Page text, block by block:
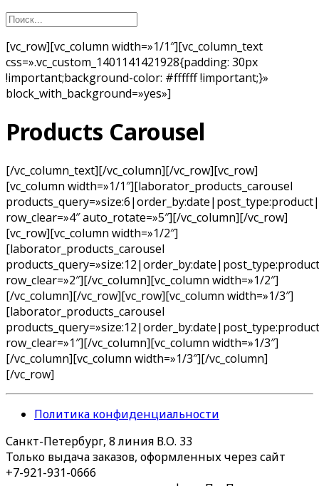
[vc_row][vc_column width=»1/1″][vc_column_text
css=».vc_custom_1401141421928{padding: 30px
!important;background-color: #ffffff !important;}»
block_with_background=»yes»]
Products Carousel
[/vc_column_text][/vc_column][/vc_row][vc_row]
[vc_column width=»1/1″][laborator_products_carousel
row_clear=»4″ auto_rotate=»5″][/vc_column][/vc_row]
[vc_row][vc_column width=»1/2″]
[laborator_products_carousel
row_clear=»2″][/vc_column][vc_column width=»1/2″]
[/vc_column][/vc_row][vc_row][vc_column width=»1/3″]
[laborator_products_carousel
row_clear=»1″][/vc_column][vc_column width=»1/3″]
[/vc_column][vc_column width=»1/3″][/vc_column]
[/vc_row]
Политика конфиденциальности
Санкт-Петербург, 8 линия В.О. 33
Только выдача заказов, оформленных через сайт
+7-921-931-0666